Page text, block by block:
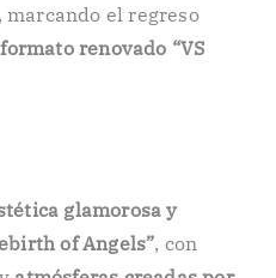
marcando el regreso
formato renovado “VS
glamorosa y
of Angels”, con